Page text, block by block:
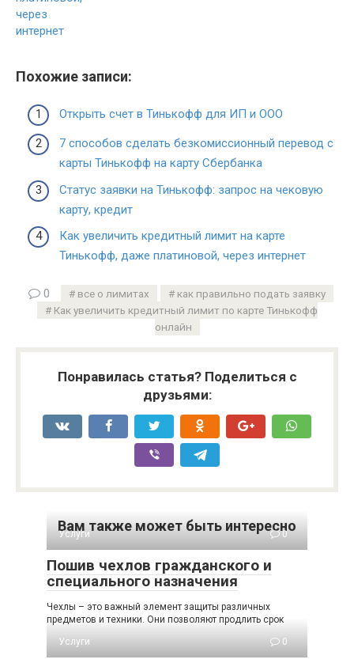
через
интернет
Похожие записи:
Открыть счет в Тинькофф для ИП и ООО
7 способов сделать безкомиссионный перевод с
карты Тинькофф на карту Сбербанка
Статус заявки на Тинькофф: запрос на чековую
карту, кредит
Как увеличить кредитный лимит на карте
Тинькофф, даже платиновой, через интернет
0 все о лимитах
как правильно подать заявку
Как увеличить кредитный лимит по карте Тинькофф
онлайн
Понравилась статья? Поделиться с
друзьями:
Вам также может быть интересно
Услуги 0
Пошив чехлов гражданского и
специального назначения
Чехлы – это важный элемент защиты различных
предметов и техники. Они позволяют продлить срок
Услуги
0